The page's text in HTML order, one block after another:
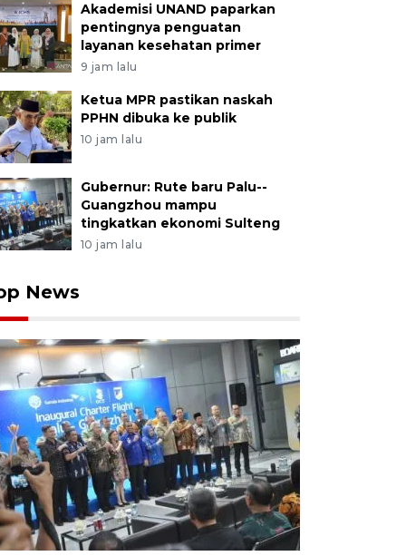
Akademisi UNAND paparkan
pentingnya penguatan
layanan kesehatan primer
9 jam lalu
Ketua MPR pastikan naskah
PPHN dibuka ke publik
10 jam lalu
Gubernur: Rute baru Palu--
Guangzhou mampu
tingkatkan ekonomi Sulteng
10 jam lalu
News